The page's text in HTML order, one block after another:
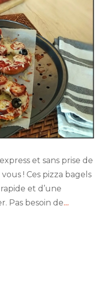
et sans prise de
! Ces pizza bagels
et d’une
Pas besoin de…